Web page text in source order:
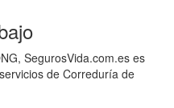
SegurosVida.com.es es
de Correduría de